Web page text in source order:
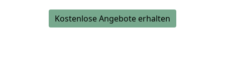
Kostenlose Angebote erhalten